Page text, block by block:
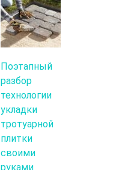
Поэтапный
разбор
технологии
укладки
тротуарной
плитки
своими
руками